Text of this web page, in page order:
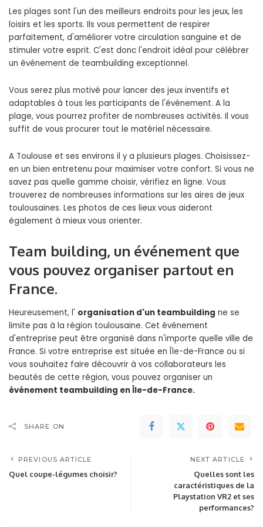
Les plages sont l'un des meilleurs endroits pour les jeux, les
loisirs et les sports. Ils vous permettent de respirer
parfaitement, d'améliorer votre circulation sanguine et de
stimuler votre esprit. C'est donc l'endroit idéal pour célébrer
un événement de teambuilding exceptionnel.
Vous serez plus motivé pour lancer des jeux inventifs et
adaptables à tous les participants de l'événement. A la
plage, vous pourrez profiter de nombreuses activités. Il vous
suffit de vous procurer tout le matériel nécessaire.
A Toulouse et ses environs il y a plusieurs plages. Choisissez-
en un bien entretenu pour maximiser votre confort. Si vous ne
savez pas quelle gamme choisir, vérifiez en ligne. Vous
trouverez de nombreuses informations sur les aires de jeux
toulousaines. Les photos de ces lieux vous aideront
également à mieux vous orienter.
Team building, un événement que
vous pouvez organiser partout en
France.
Heureusement, l' organisation d'un teambuilding ne se
limite pas à la région toulousaine. Cet événement
d'entreprise peut être organisé dans n'importe quelle ville de
France. Si votre entreprise est située en Île-de-France ou si
vous souhaitez faire découvrir à vos collaborateurs les
beautés de cette région, vous pouvez organiser un
événement teambuilding en Île-de-France.
SHARE ON
PREVIOUS ARTICLE
Quel coupe-légumes choisir?
NEXT ARTICLE
Quelles sont les
caractéristiques de la
Playstation VR2 et ses
performances?